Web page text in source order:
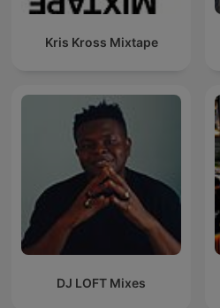
Kris Kross Mixtape
DJ LOFT Mixes